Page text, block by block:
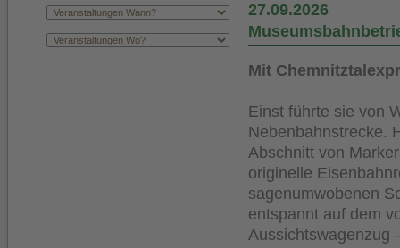
27.09.2026
Mit
Einst führte sie von
Nebenbahnstrecke.
Abschnitt von
originelle
sagenumwobenen
entspannt auf dem
Aussichtswagenzug